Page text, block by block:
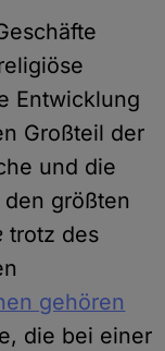
Entwicklung
Großteil der
und die
größten
trotz des
gehören
die bei einer